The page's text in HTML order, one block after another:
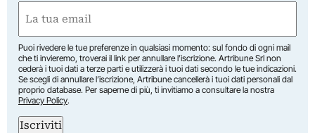
First
(Required)
Puoi rivedere le tue preferenze in qualsiasi momento: sul fondo di ogni mail
che ti invieremo, troverai il link per annullare l’iscrizione. Artribune Srl non
cederà i tuoi dati a terze parti e utilizzerà i tuoi dati secondo le tue indicazioni.
Se scegli di annullare l’iscrizione, Artribune cancellerà i tuoi dati personali dal
proprio database. Per saperne di più, ti invitiamo a consultare la nostra
Privacy Policy.
Iscriviti